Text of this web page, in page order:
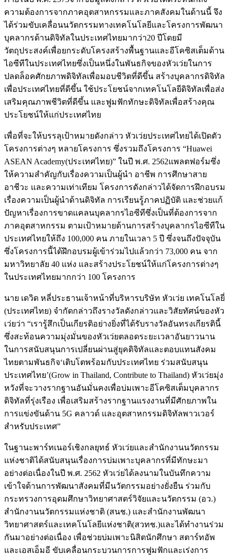
ความต้องการจากภาคอุตสาหกรรมและภาคสังคมในด้านนี้ จึง
ได้ร่วมขับเคลื่อนนวัตกรรมทางเทคโนโลยีและโครงการพัฒนา
บุคลากรด้านดิจิทัลในประเทศไทยมากว่า20 ปีโดยมี
วัตถุประสงค์เพื่อยกระดับโครงสร้างพื้นฐานและอีโคซิสเต็มด้าน
ไอซีทีในประเทศไทยซึ่งเป็นหนึ่งในพันธกิจของหัวเว่ยในการ
ปลดล็อคศักยภาพดิจิทัลเพื่อมอบชีวิตที่ดีขึ้น สร้างบุคลากรดิจิทัล
เพื่อประเทศไทยที่ดีขึ้น ใช้ประโยชน์จากเทคโนโลยีดิจิทัลเพื่อส่ง
เสริมคุณภาพชีวิตที่ดีขึ้น และฟูมฟักทักษะดิจิทัลเพื่อสร้างคุณ
ประโยชน์ให้แก่ประเทศไทย
เพื่อที่จะให้บรรลุเป้าหมายดังกล่าว หัวเว่ยประเทศไทยได้เปิดตัว
โครงการต่างๆ หลายโครงการ ซึ่งรวมถึงโครงการ “Huawei
ASEAN Academy(ประเทศไทย)” ในปี พ.ศ. 2562แพลตฟอร์มซึ่ง
ให้ความสำคัญกับเรื่องความเป็นผู้นำ อาชีพ การศึกษาสาย
อาชีวะ และความเท่าเทียม โครงการดังกล่าวได้จัดการฝึกอบรม
เรื่องความเป็นผู้นำด้านดิจิทัล การเรียนรู้ภาคปฏิบัติ และช่วยแก้
ปัญหาเรื่องการขาดแคลนบุคลากรไอซีทีซึ่งเป็นที่ต้องการจาก
ภาคอุตสาหกรรม ตามเป้าหมายด้านการสร้างบุคลากรไอซีทีใน
ประเทศไทยให้ถึง 100,000 คน ภายในเวลา 5 ปี ซึ่งจนถึงปัจจุบัน
ซึ่งโครงการนี้ได้ฝึกอบรมผู้เข้าร่วมไปแล้วกว่า 73,000 คน จาก
มหาวิทยาลัย 40 แห่ง และสร้างประโยชน์ให้แก่โครงการต่างๆ
ในประเทศไทยมากกว่า 100 โครงการ
นาย เดวิด หลี่ประธานเจ้าหน้าที่บริหารบริษัท หัวเว่ย เทคโนโลยี่
(ประเทศไทย) จำกัดกล่าวถึงรางวัลดังกล่าวและวิสัยทัศน์ของหัว
เว่ยว่า “เรารู้สึกเป็นเกียรติอย่างยิ่งที่ได้รับรางวัลอันทรงเกียรตินี้
ซึ่งสะท้อนความมุ่งมั่นของหัวเว่ยตลอดระยะเวลาอันยาวนาน
ในการสนับสนุนการเปลี่ยนผ่านสู่ยุคดิจิทัลและตอบแทนสังคม
ไทยตามพันธกิจ‘เติบโตพร้อมกับประเทศไทย ร่วมสนับสนุน
ประเทศไทย’(Grow in Thailand, Contribute to Thailand) หัวเว่ยมุ่ง
หวังที่จะวางรากฐานอันมั่นคงเพื่อบ่มเพาะอีโคซิสเต็มบุคลากร
ดิจิทัลที่รุ่งเรือง เพื่อเสริมสร้างรากฐานแรงงานที่มีศักยภาพใน
การแข่งขันด้าน 5G คลาวด์ และอุตสาหกรรมดิจิทัลพาวเวอร์
สำหรับประเทศ”
ในฐานะพาร์ทเนอร์เชิงกลยุทธ์ หัวเว่ยและสำนักงานนวัตกรรม
แห่งชาติได้สนับสนุนเรื่องการบ่มเพาะบุคลากรที่มีทักษะมา
อย่างต่อเนื่องในปี พ.ศ. 2562 หัวเว่ยได้ลงนามในบันทึกความ
เข้าใจด้านการพัฒนาสังคมที่มีนวัตกรรมอย่างยั่งยืน ร่วมกับ
กระทรวงการอุดมศึกษาวิทยาศาสตร์วิจัยและนวัตกรรม (อว.)
สำนักงานนวัตกรรมแห่งชาติ (สนช.) และสำนักงานพัฒนา
วิทยาศาสตร์และเทคโนโลยีแห่งชาติ(สวทช.)และได้ทำงานร่วม
กันมาอย่างต่อเนื่อง เพื่อช่วยบ่มเพาะนิสิตนักศึกษา สตาร์ทอัพ
และเอสเอ็มอี ขับเคลื่อนกระบวนการการฟูมฟักและเร่งการ